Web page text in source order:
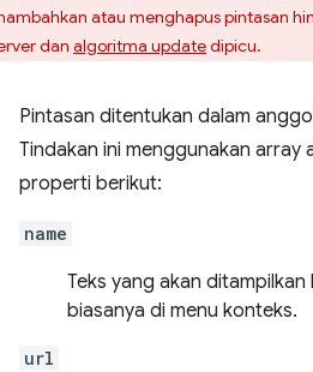
atau menghapus pintasan
dan algoritma updatedipicu.
Pintasan ditentukan dalam
Tindakan ini menggunakan array
properti berikut:
name
Teks yang akan
biasanya di menu konteks.
url